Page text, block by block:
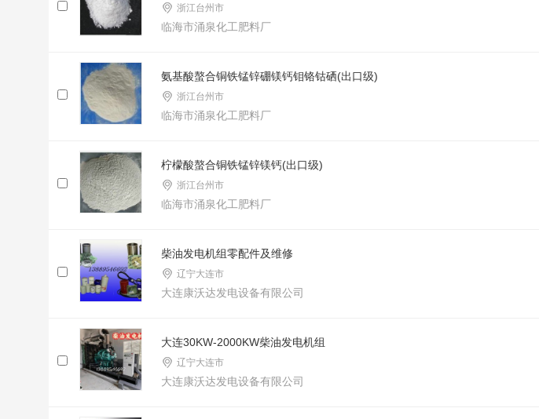
浙江台州市
临海市涌泉化工肥料厂
氨基酸螯合铜铁锰锌硼镁钙钼铬钴硒(出口级)
浙江台州市
临海市涌泉化工肥料厂
柠檬酸螯合铜铁锰锌镁钙(出口级)
浙江台州市
临海市涌泉化工肥料厂
柴油发电机组零配件及维修
辽宁大连市
大连康沃达发电设备有限公司
大连30KW-2000KW柴油发电机组
辽宁大连市
大连康沃达发电设备有限公司